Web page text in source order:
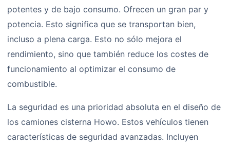
potentes y de bajo consumo. Ofrecen un gran par y
potencia. Esto significa que se transportan bien,
incluso a plena carga. Esto no sólo mejora el
rendimiento, sino que también reduce los costes de
funcionamiento al optimizar el consumo de
combustible.
La seguridad es una prioridad absoluta en el diseño de
los camiones cisterna Howo. Estos vehículos tienen
características de seguridad avanzadas. Incluyen